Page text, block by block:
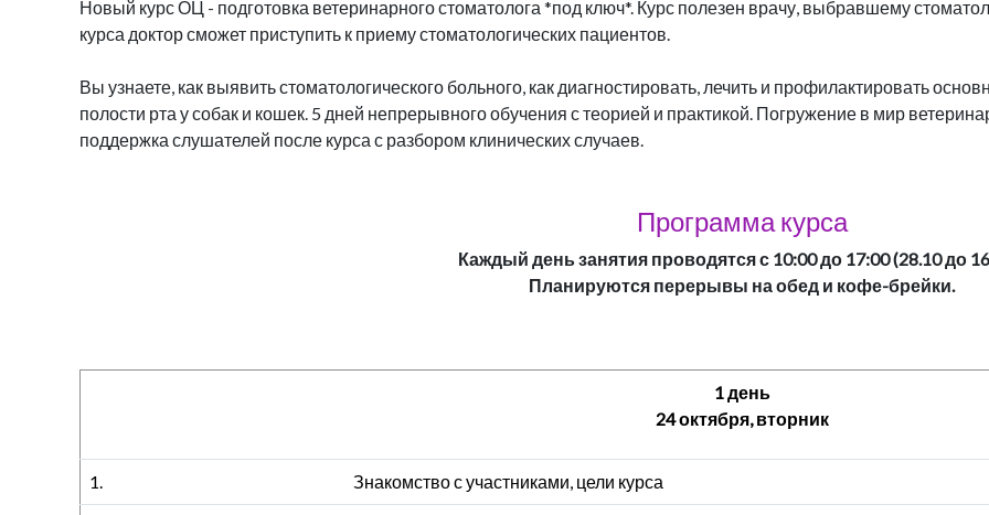
Новый курс ОЦ - подготовка ветеринарного стоматолога *под ключ*. Курс полезен врачу, выбравшему
курса доктор сможет приступить к приему стоматологических пациентов.
Вы узнаете, как выявить стоматологического больного, как диагностировать, лечить и профилактировать
полости рта у собак и кошек. 5 дней непрерывного обучения с теорией и практикой. Погружение в мир
поддержка слушателей после курса с разбором клинических случаев.
Программа курса
Каждый день занятия проводятся с 10:00 до 17:00 (28.10 до
Планируются перерывы на обед и кофе-брейки.
1 день
24 октября, вторник
1. Знакомство с участниками, цели курса